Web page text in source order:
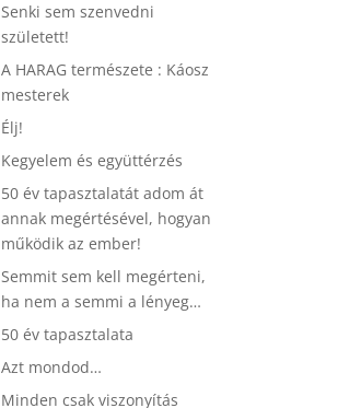
Senki sem szenvedni
született!
A HARAG természete : Káosz
mesterek
Élj!
Kegyelem és együttérzés
50 év tapasztalatát adom át
annak megértésével, hogyan
működik az ember!
Semmit sem kell megérteni,
ha nem a semmi a lényeg…
50 év tapasztalata
Azt mondod…
Minden csak viszonyítás